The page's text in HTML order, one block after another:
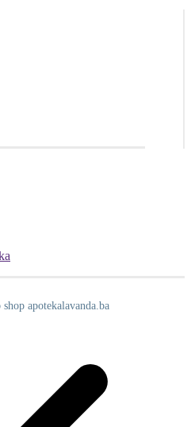
apotekalavanda.ba